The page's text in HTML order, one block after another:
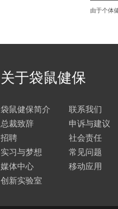
关于袋鼠健保
袋鼠健保简介
总裁致辞
招聘
实习与梦想
媒体中心
创新实验室
联系我们
申诉与建议
社会责任
常见问题
移动应用